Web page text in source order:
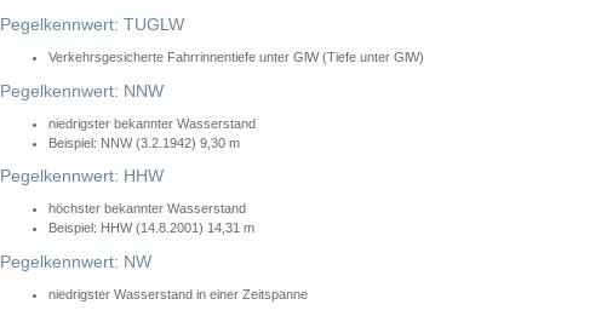
Pegelkennwert: TUGLW
Verkehrsgesicherte Fahrrinnentiefe unter GlW (Tiefe unter GlW)
Pegelkennwert: NNW
niedrigster bekannter Wasserstand
Beispiel: NNW (3.2.1942) 9,30 m
Pegelkennwert: HHW
höchster bekannter Wasserstand
Beispiel: HHW (14.8.2001) 14,31 m
Pegelkennwert: NW
niedrigster Wasserstand in einer Zeitspanne